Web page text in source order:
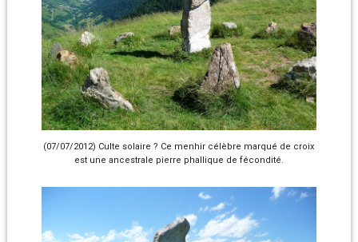
(07/07/2012) Culte solaire ? Ce menhir célèbre marqué de croix
est une ancestrale pierre phallique de fécondité.